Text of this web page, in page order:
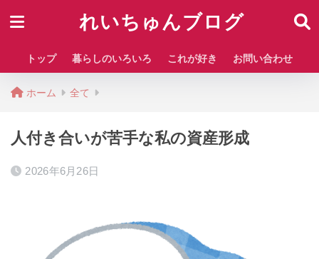
れいちゅんブログ
トップ 暮らしのいろいろ これが好き お問い合わせ
ホーム 全て
人付き合いが苦手な私の資産形成
2026年6月26日